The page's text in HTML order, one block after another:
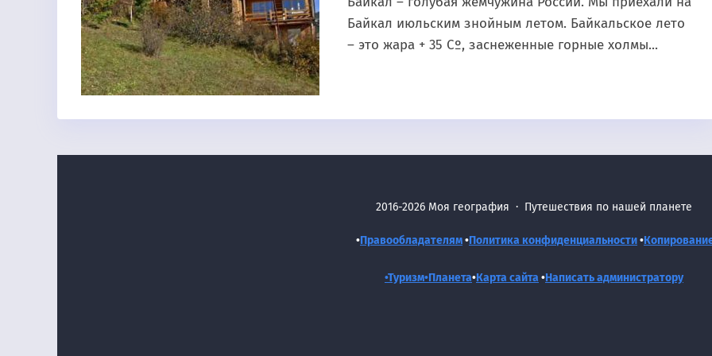
Байкал июльским знойным летом. Байкальское лето
– это жара + 35 Сº, заснеженные горные холмы...
2016-2026 Моя география · Путешествия по нашей планете
•Правообладателям•Политика конфиденциальности•
•Туризм•Планета•Карта сайта•Написать администратору